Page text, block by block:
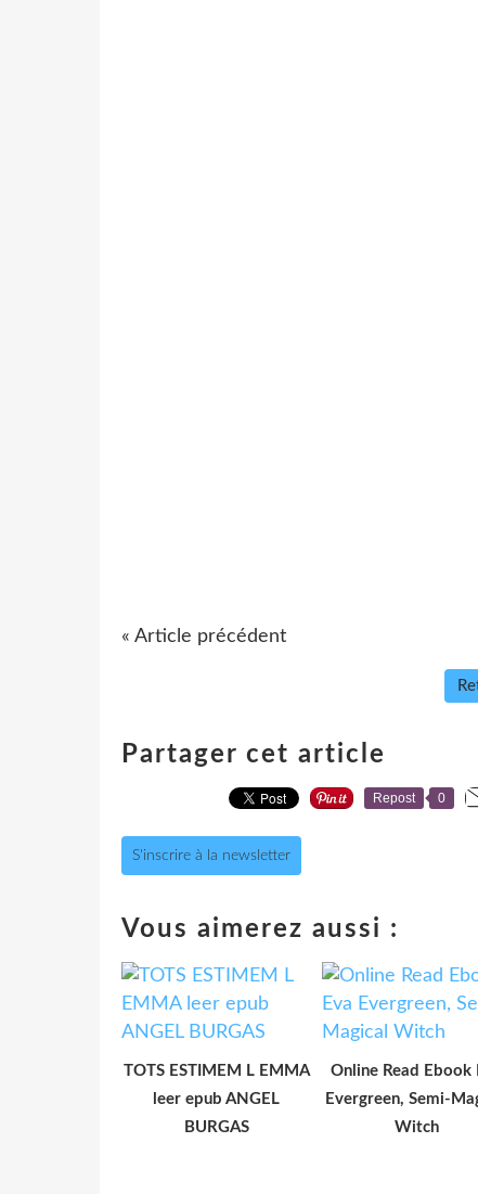
« Article précédent
Partager cet article
Repost 0
S'inscrire à la newsletter
Vous aimerez aussi :
TOTS ESTIMEM L EMMA
leer epub ANGEL
BURGAS
Online Read Ebook
Evergreen, Semi-
Witch